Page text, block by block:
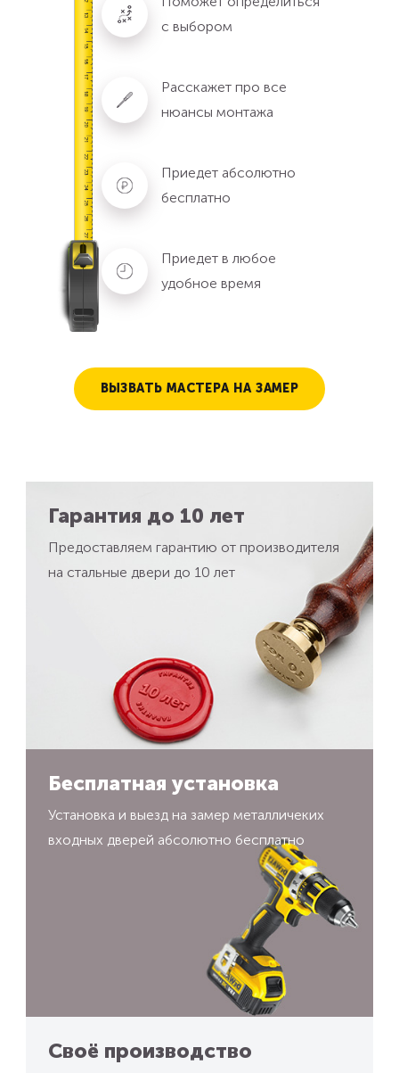
с выбором
Расскажет про все
нюансы монтажа
Приедет абсолютно
бесплатно
Приедет в любое
удобное время
ВЫЗВАТЬ МАСТЕРА НА ЗАМЕР
Гарантия до 10 лет
Предоставляем гарантию от производителя
на стальные двери до 10 лет
Бесплатная установка
Установка и выезд на замер металличеких
входных дверей абсолютно бесплатно
Своё производство